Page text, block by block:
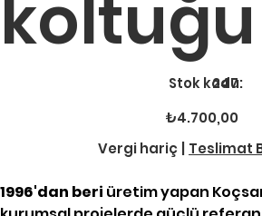
koltuğu
Stok kodu:
Stok
kodu:
247
Fiyat
₺4.700,00
Vergi hariç
Teslimat
1996'dan beri üretim yapan